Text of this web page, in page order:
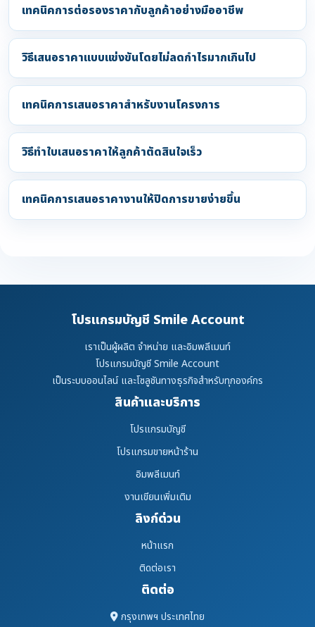
เทคนิคการต่อรองราคากับลูกค้าอย่างมืออาชีพ
วิธีเสนอราคาแบบแข่งขันโดยไม่ลดกำไรมากเกินไป
เทคนิคการเสนอราคาสำหรับงานโครงการ
วิธีทำใบเสนอราคาให้ลูกค้าตัดสินใจเร็ว
เทคนิคการเสนอราคางานให้ปิดการขายง่ายขึ้น
โปรแกรมบัญชี Smile Account
เราเป็นผู้ผลิต จำหน่าย และอิมพลีเมนท์
โปรแกรมบัญชี Smile Account
เป็นระบบออนไลน์ และโซลูชันทางธุรกิจสำหรับทุกองค์กร
สินค้าและบริการ
โปรแกรมบัญชี
โปรแกรมขายหน้าร้าน
อิมพลีเมนท์
งานเขียนเพิ่มเติม
ลิงก์ด่วน
หน้าแรก
ติดต่อเรา
ติดต่อ
กรุงเทพฯ ประเทศไทย